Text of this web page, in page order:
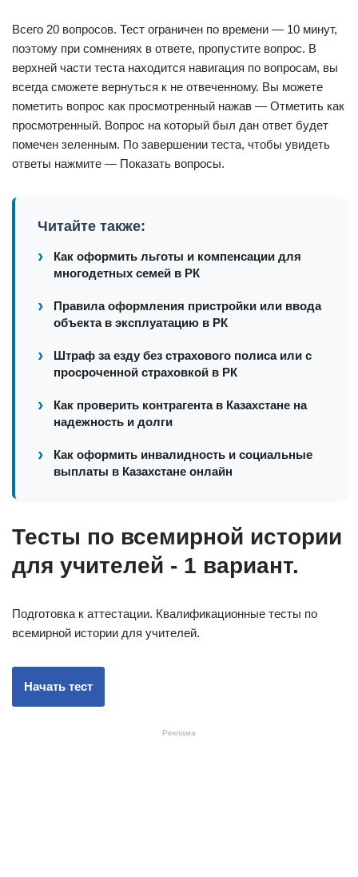
Всего 20 вопросов. Тест ограничен по времени — 10 минут,
поэтому при сомнениях в ответе, пропустите вопрос. В
верхней части теста находится навигация по вопросам, вы
всегда сможете вернуться к не отвеченному. Вы можете
пометить вопрос как просмотренный нажав — Отметить как
просмотренный. Вопрос на который был дан ответ будет
помечен зеленным. По завершении теста, чтобы увидеть
ответы нажмите — Показать вопросы.
Читайте также:
Как оформить льготы и компенсации для
многодетных семей в РК
Правила оформления пристройки или ввода
объекта в эксплуатацию в РК
Штраф за езду без страхового полиса или с
просроченной страховкой в РК
Как проверить контрагента в Казахстане на
надежность и долги
Как оформить инвалидность и социальные
выплаты в Казахстане онлайн
Тесты по всемирной истории
для учителей - 1 вариант.
Подготовка к аттестации. Квалификационные тесты по
всемирной истории для учителей.
Реклама